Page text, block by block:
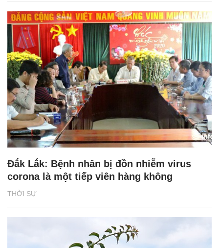
THỜI SỰ
Đắk Lắk: Bệnh nhân bị đồn nhiễm virus
corona là một tiếp viên hàng không